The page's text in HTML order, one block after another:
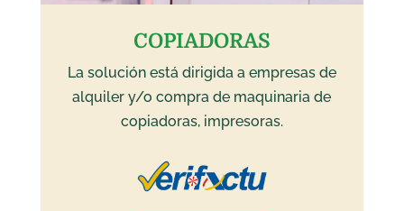
COPIADORAS
La solución está dirigida a empresas de
alquiler y/o compra de maquinaria de
copiadoras, impresoras.